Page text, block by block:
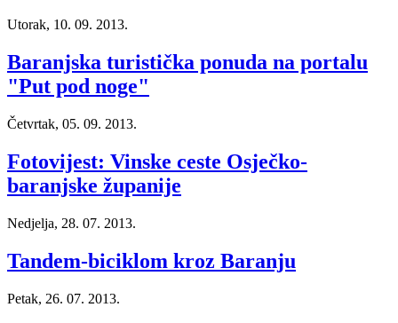
Utorak, 10. 09. 2013.
Baranjska turistička ponuda na portalu
"Put pod noge"
Četvrtak, 05. 09. 2013.
Fotovijest: Vinske ceste Osječko-
baranjske županije
Nedjelja, 28. 07. 2013.
Tandem-biciklom kroz Baranju
Petak, 26. 07. 2013.